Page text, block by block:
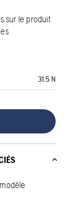
sur le produit
31,5 N